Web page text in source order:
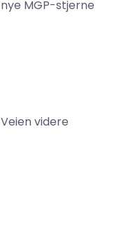
nye MGP-stjerne
Veien videre